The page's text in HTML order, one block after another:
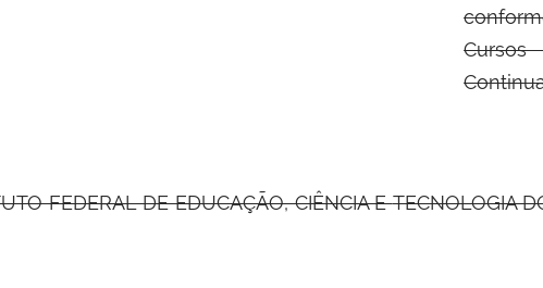
FEDERAL DE EDUCAÇÃO, CIÊNCIA ETECNOLOGIA